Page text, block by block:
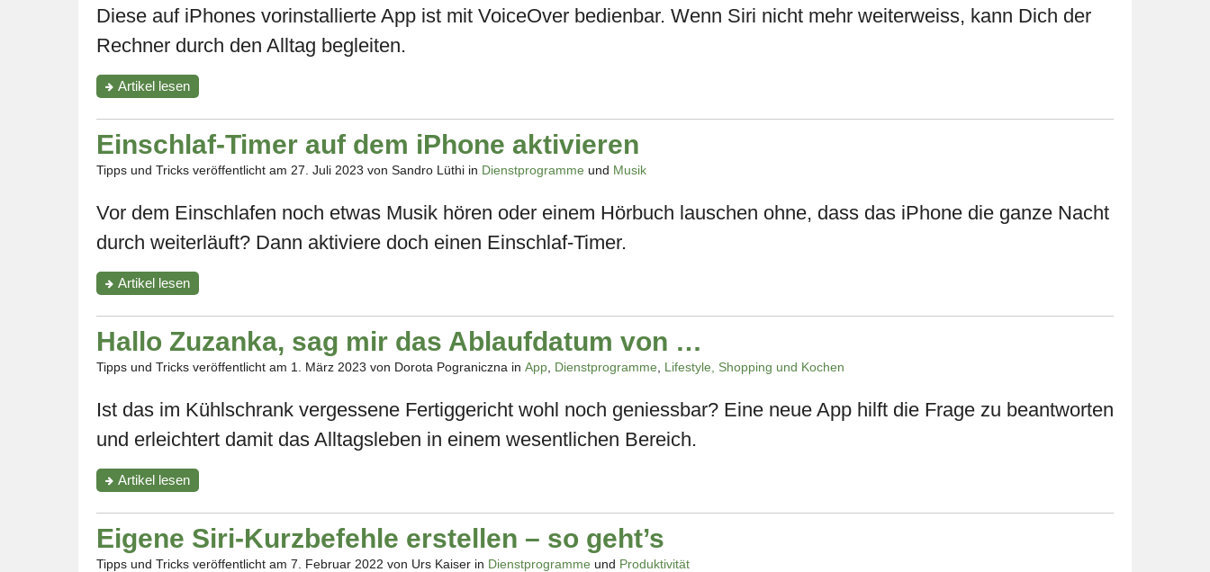
Diese auf iPhones vorinstallierte App ist mit VoiceOver bedienbar. Wenn Siri nicht mehr weiterweiss, kann Dich der
Rechner durch den Alltag begleiten.
Artikel"Die
Rechner-
App
von
Apple"
lesen
Einschlaf-Timer auf dem iPhone aktivieren
Tipps und Tricks veröffentlicht am 27. Juli 2023 von Sandro Lüthi in Dienstprogramme und Musik
Vor dem Einschlafen noch etwas Musik hören oder einem Hörbuch lauschen ohne, dass das iPhone die ganze Nacht
durch weiterläuft? Dann aktiviere doch einen Einschlaf-Timer.
Artikel"Einschlaf-
Timer
auf
dem
iPhone
aktivieren"
lesen
Hallo Zuzanka, sag mir das Ablaufdatum von …
Tipps und Tricks veröffentlicht am 1. März 2023 von Dorota Pograniczna in App Dienstprogramme Lifestyle, Shopping und Kochen
Ist das im Kühlschrank vergessene Fertiggericht wohl noch geniessbar? Eine neue App hilft die Frage zu beantworten
und erleichtert damit das Alltagsleben in einem wesentlichen Bereich.
Artikel"Hallo
Zuzanka,
sag
das
Ablaufdatum
lesen
Eigene Siri-Kurzbefehle erstellen – so geht’s
Tipps und Tricks veröffentlicht am 7. Februar 2022 von Urs Kaiser in Dienstprogramme und Produktivität